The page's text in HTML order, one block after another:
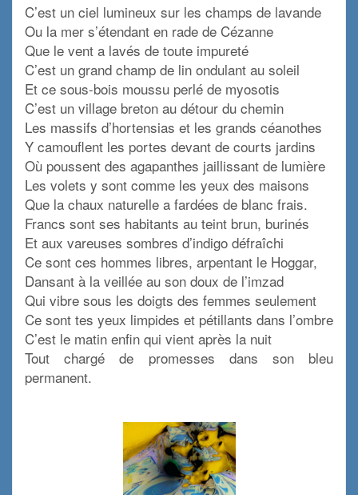
C’est un ciel lumineux sur les champs de lavande
Ou la mer s’étendant en rade de Cézanne
Que le vent a lavés de toute impureté
C’est un grand champ de lin ondulant au soleil
Et ce sous-bois moussu perlé de myosotis
C’est un village breton au détour du chemin
Les massifs d’hortensias et les grands céanothes
Y camouflent les portes devant de courts jardins
Où poussent des agapanthes jaillissant de lumière
Les volets y sont comme les yeux des maisons
Que la chaux naturelle a fardées de blanc frais.
Francs sont ses habitants au teint brun, burinés
Et aux vareuses sombres d’indigo défraîchi
Ce sont ces hommes libres, arpentant le Hoggar,
Dansant à la veillée au son doux de l’imzad
Qui vibre sous les doigts des femmes seulement
Ce sont tes yeux limpides et pétillants dans l’ombre
C’est le matin enfin qui vient après la nuit
Tout chargé de promesses dans son bleu
permanent.